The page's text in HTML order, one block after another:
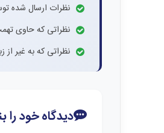
نظرات ارسال شده
نظراتی که حاوی
نظراتی که به غیر از
دیدگاه خود را